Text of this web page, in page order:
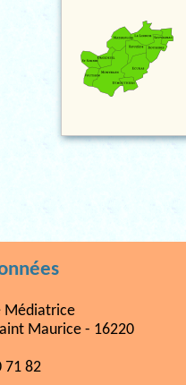
Médiatrice
Maurice - 16220
71 82